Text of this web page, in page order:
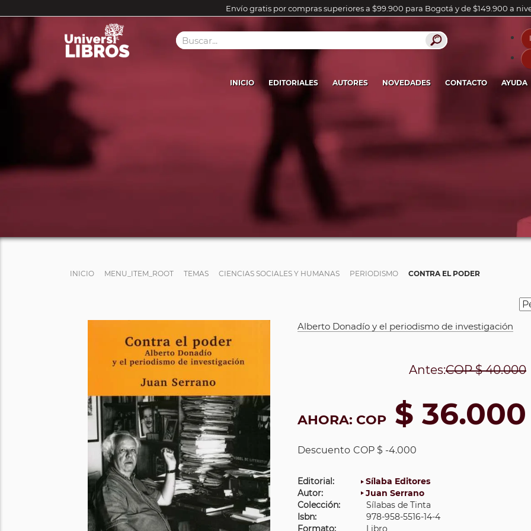
Envío gratis por compras superiores a $99.900 para Bogotá y de $149.900 a
INICIO EDITORIALES AUTORES NOVEDADES CONTACTO AYUDA
INICIO MENU_ITEM_ROOT TEMAS CIENCIAS SOCIALES Y HUMANAS PERIODISMO CONTRA EL PODER
Alberto Donadío y el periodismo de investigación
Antes:COP$ 40.000
AHORA: COP $ 36.000
Descuento COP $ -4.000
Editorial:
Sílaba Editores
Autor:
Juan Serrano
Colección:
Sílabas de Tinta
Isbn:
978-958-5516-14-4
Formato:
Libro